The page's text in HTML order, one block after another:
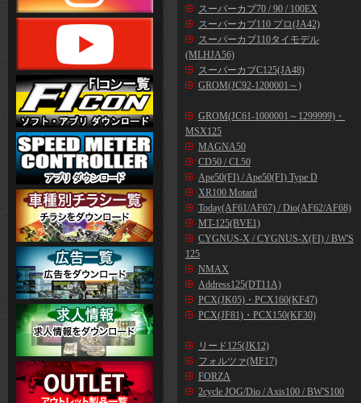
スーパーカブ70 / 90 / 100EX
スーパーカブ110 プロ(JA42)
スーパーカブ110タイモデル
(MLHJA56)
スーパーカブC125(JA48)
GROM(JC92-1200001～)
GROM(JC61-1000001～1299999)・
MSX125
MAGNA50
CD50 / CL50
Ape50(FI) / Ape50(FI) Type D
XR100 Motard
Today(AF61/AF67) / Dio(AF62/AF68)
MT-125(BVE1)
CYGNUS-X / CYGNUS-X(FI) / BW'S
125
NMAX
Address125(DT11A)
PCX(JK05)・PCX160(KF47)
PCX(JF81)・PCX150(KF30)
リード125(JK12)
フォルツァ(MF17)
FORZA
2cycle JOG/Dio / Axis100 / BW'S100